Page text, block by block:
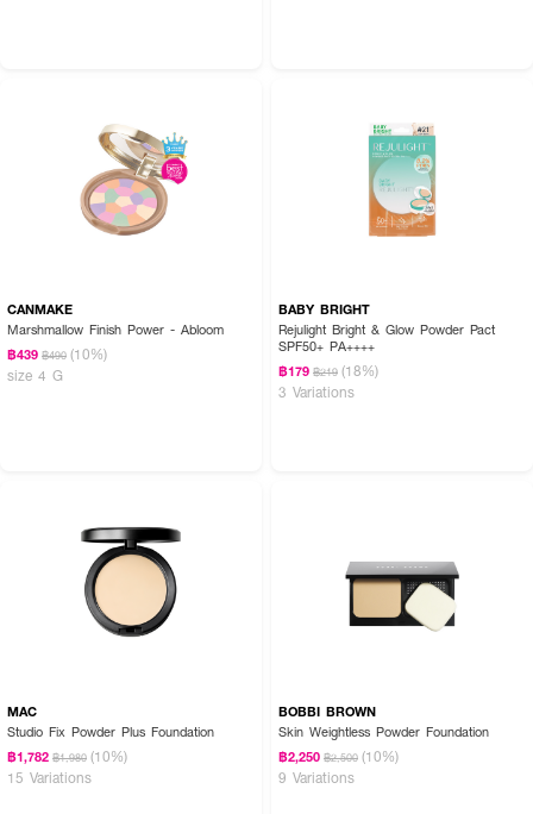
CANMAKE
Marshmallow Finish Power - Abloom
฿439 ฿490 (10%)
size 4 G
BABY BRIGHT
Rejulight Bright & Glow Powder Pact
SPF50+ PA++++
฿179 ฿219 (18%)
3 Variations
MAC
Studio Fix Powder Plus Foundation
฿1,782 ฿1,980 (10%)
15 Variations
BOBBI BROWN
Skin Weightless Powder Foundation
฿2,250 ฿2,500 (10%)
9 Variations